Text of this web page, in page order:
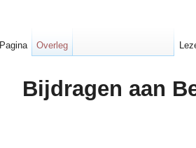
Bijdragen aan
Pagina Overleg